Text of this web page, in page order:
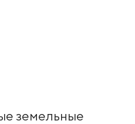
земельные